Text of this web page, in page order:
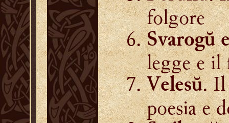
folgore
Svarogŭ
legge e il
Velesŭ. Il
poesia e